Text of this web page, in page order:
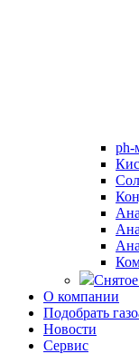
ph-
О компании
Подобрать
Новости
Сервис